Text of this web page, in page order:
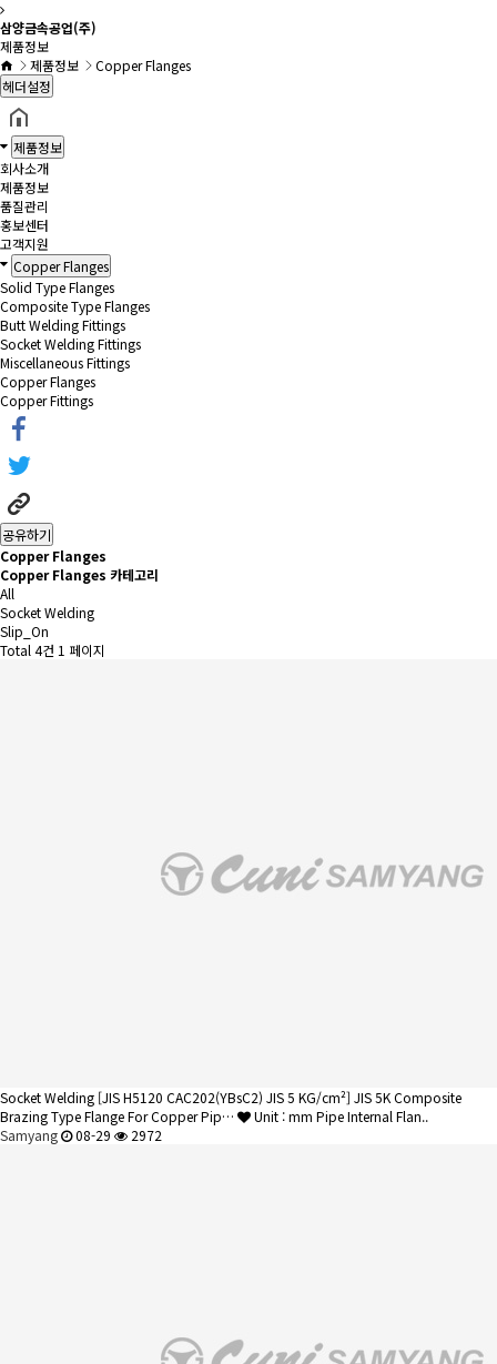
삼양금속공업(주)
제품정보
제품정보
Copper Flanges
헤더설정
제품정보
회사소개
제품정보
품질관리
홍보센터
고객지원
Copper Flanges
Solid Type Flanges
Composite Type Flanges
Butt Welding Fittings
Socket Welding Fittings
Miscellaneous Fittings
Copper Flanges
Copper Fittings
공유하기
Copper Flanges
Copper Flanges 카테고리
All
Socket Welding
Slip_On
Total 4건 1 페이지
Socket Welding [JIS H5120 CAC202(YBsC2) JIS 5 KG/cm²] JIS 5K Composite
Brazing Type Flange For Copper Pip…
Unit : mm Pipe Internal Flan..
Samyang
08-29 2972